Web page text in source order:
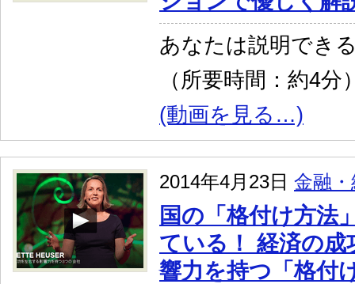
あなたは説明でき
（所要時間：約4分
(動画を見る…)
2014年4月23日 金融
国の「格付け方法
ている！ 経済の成
響力を持つ「格付